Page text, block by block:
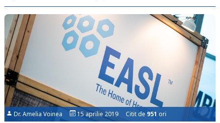
Dr. Amelia Voinea 15 aprilie 2019 Citit de951 ori